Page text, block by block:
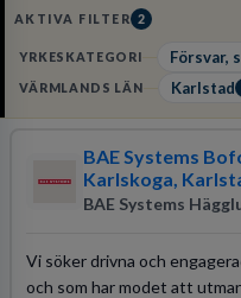
AKTIVA FILTER 2
YRKESKATEGORI
VÄRMLANDS LÄN Karlstad
BAE Systems
Karlskoga,
BAE Systems
Vi söker drivna och
och som har modet att